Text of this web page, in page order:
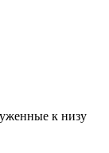
к низу